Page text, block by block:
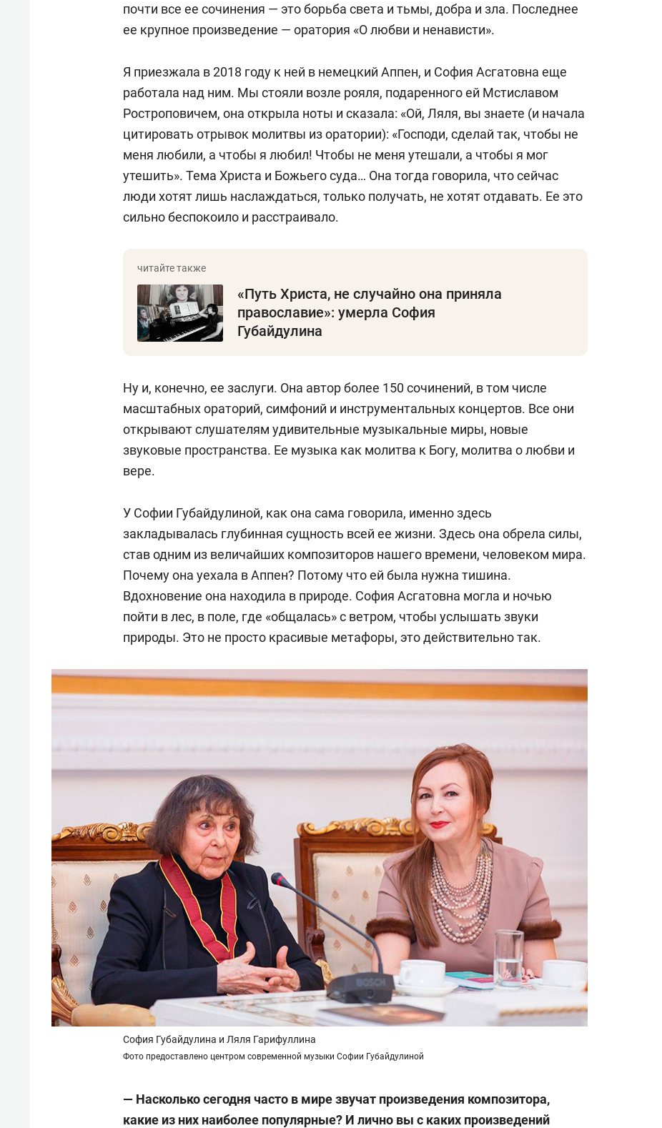
почти все ее сочинения — это борьба света и тьмы, добра и зла. Последнее
ее крупное произведение — оратория «О любви и ненависти».
Я приезжала в 2018 году к ней в немецкий Аппен, и София Асгатовна еще
работала над ним. Мы стояли возле рояля, подаренного ей Мстиславом
Ростроповичем, она открыла ноты и сказала: «Ой, Ляля, вы знаете (и начала
цитировать отрывок молитвы из оратории): «Господи, сделай так, чтобы не
меня любили, а чтобы я любил! Чтобы не меня утешали, а чтобы я мог
утешить». Тема Христа и Божьего суда… Она тогда говорила, что сейчас
люди хотят лишь наслаждаться, только получать, не хотят отдавать. Ее это
сильно беспокоило и расстраивало.
«Путь Христа, не случайно она приняла
православие»: умерла София
Губайдулина
Ну и, конечно, ее заслуги. Она автор более 150 сочинений, в том числе
масштабных ораторий, симфоний и инструментальных концертов. Все они
открывают слушателям удивительные музыкальные миры, новые
звуковые пространства. Ее музыка как молитва к Богу, молитва о любви и
вере.
У Софии Губайдулиной, как она сама говорила, именно здесь
закладывалась глубинная сущность всей ее жизни. Здесь она обрела силы,
став одним из величайших композиторов нашего времени, человеком мира.
Почему она уехала в Аппен? Потому что ей была нужна тишина.
Вдохновение она находила в природе. София Асгатовна могла и ночью
пойти в лес, в поле, где «общалась» с ветром, чтобы услышать звуки
природы. Это не просто красивые метафоры, это действительно так.
София Губайдулина и Ляля Гарифуллина
Фото предоставлено центром современной музыки Софии Губайдулиной
— Насколько сегодня часто в мире звучат произведения композитора,
какие из них наиболее популярные? И лично вы с каких произведений